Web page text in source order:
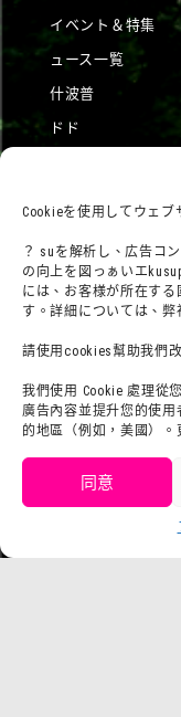
Cookieを使用してウェ
？ suを解析し、広告コ
の向上を図っぁいエ
には、お客様が所在す
す。詳細については、
請使用cookies幫助我們
我們使用 Cookie 處理從
廣告內容並提升您的使
的地區（例如，美國）。
同意
イベント＆特集
ュース一覧
什波普
ドド
団體利用について
チームビルディン
よくある質問・
利用規約
プresuririsu